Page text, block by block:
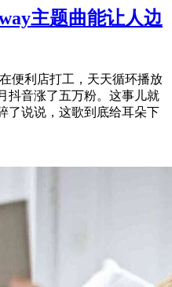
主题曲能让人边
便利店打工，天天循环播放
抖音涨了五万粉。这事儿就
了说说，这歌到底给耳朵下